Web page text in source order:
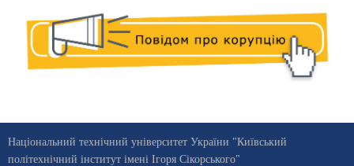
Національний технічний університет України "Київський
політехнічний інститут імені Ігоря Сікорського"